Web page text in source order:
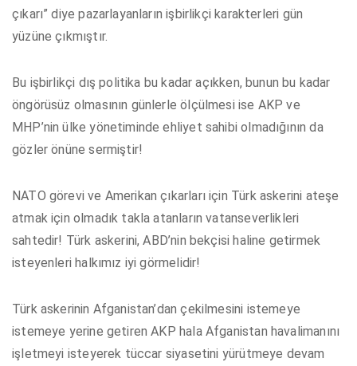
çıkarı” diye pazarlayanların işbirlikçi karakterleri gün
yüzüne çıkmıştır.
Bu işbirlikçi dış politika bu kadar açıkken, bunun bu kadar
öngörüsüz olmasının günlerle ölçülmesi ise AKP ve
MHP’nin ülke yönetiminde ehliyet sahibi olmadığının da
gözler önüne sermiştir!
NATO görevi ve Amerikan çıkarları için Türk askerini ateşe
atmak için olmadık takla atanların vatanseverlikleri
sahtedir! Türk askerini, ABD’nin bekçisi haline getirmek
isteyenleri halkımız iyi görmelidir!
Türk askerinin Afganistan’dan çekilmesini istemeye
istemeye yerine getiren AKP hala Afganistan havalimanını
işletmeyi isteyerek tüccar siyasetini yürütmeye devam